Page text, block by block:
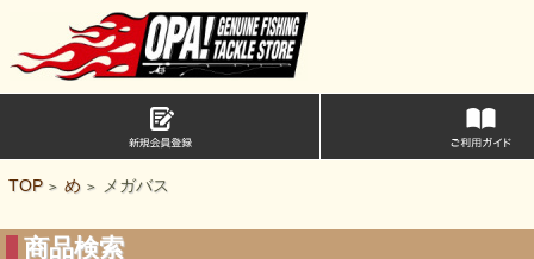
TOP > め > メガバス
商品検索